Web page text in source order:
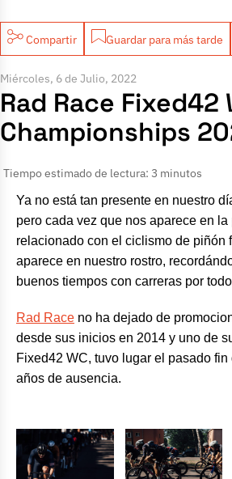
Compartir Guardar para más tarde
Miércoles, 6 de Julio, 2022
Rad Race Fixed42
Championships
Tiempo estimado de lectura: 3 minutos
Ya no está tan presente en nuestro
pero cada vez que nos aparece en
relacionado con el ciclismo de piñón
aparece en nuestro rostro,
buenos tiempos con carreras por
Rad Race no ha dejado de
desde sus inicios en 2014 y uno de
Fixed42 WC, tuvo lugar el pasado
años de ausencia.